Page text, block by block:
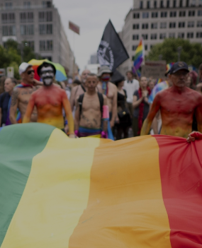
TwitterYouTubeLinkedIn